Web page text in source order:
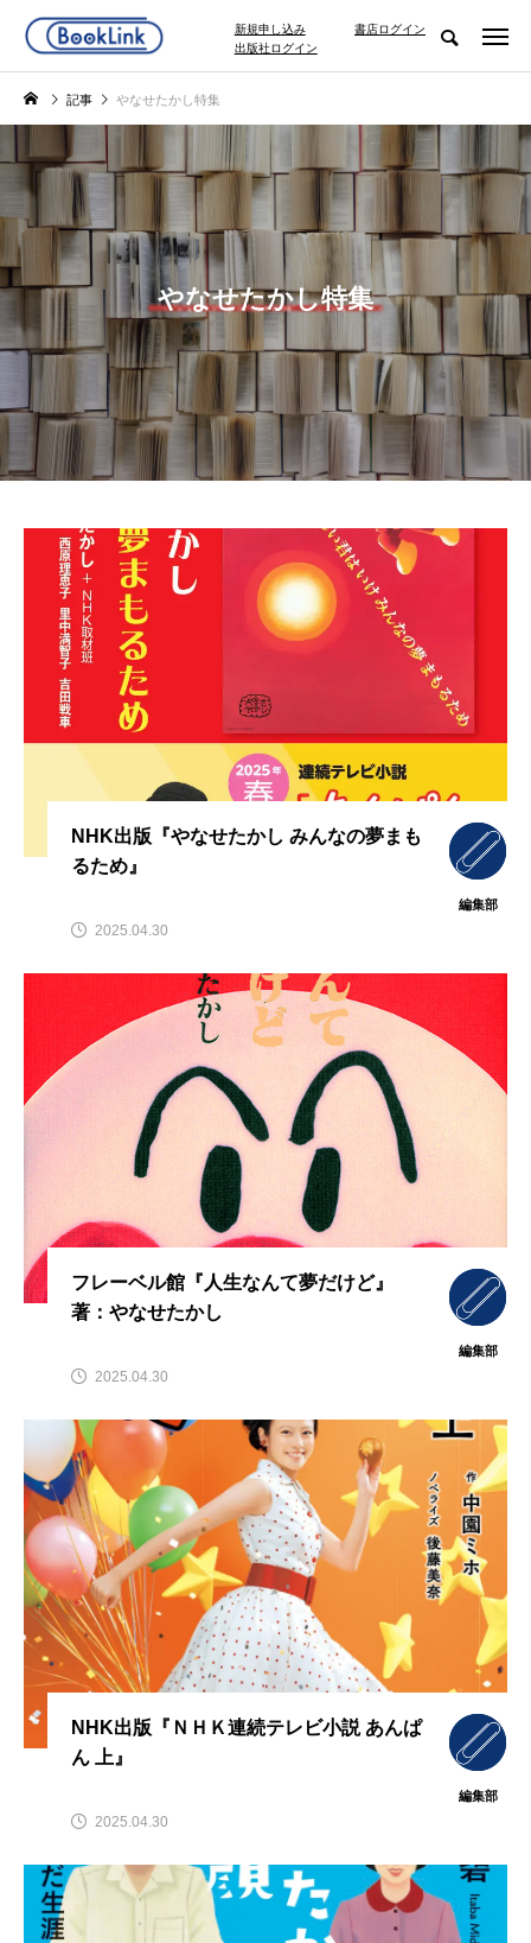
新規申し込み
書店ログイン
出版社ログイン
記事 やなせたかし特集
やなせたかし特集
NHK出版『やなせたかし みんなの夢まも
るため』
編集部
2025.04.30
フレーベル館『人生なんて夢だけど』
著：やなせたかし
編集部
2025.04.30
NHK出版『ＮＨＫ連続テレビ小説 あんぱ
ん 上』
編集部
2025.04.30